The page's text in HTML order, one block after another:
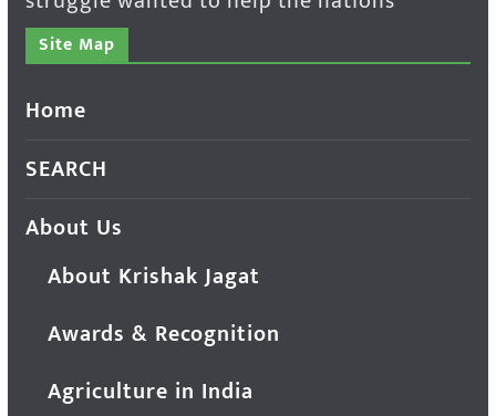
Site Map
Home
SEARCH
About Us
About Krishak Jagat
Awards & Recognition
Agriculture in India